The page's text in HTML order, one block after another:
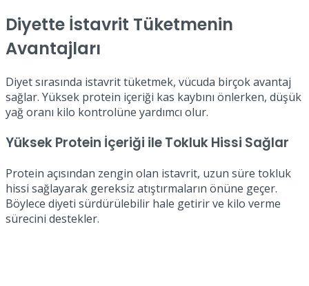
Diyette İstavrit Tüketmenin
Avantajları
Diyet sırasında istavrit tüketmek, vücuda birçok avantaj
sağlar. Yüksek protein içeriği kas kaybını önlerken, düşük
yağ oranı kilo kontrolüne yardımcı olur.
Yüksek Protein İçeriği ile Tokluk Hissi Sağlar
Protein açısından zengin olan istavrit, uzun süre tokluk
hissi sağlayarak gereksiz atıştırmaların önüne geçer.
Böylece diyeti sürdürülebilir hale getirir ve kilo verme
sürecini destekler.